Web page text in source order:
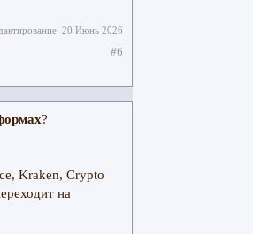
20 Июнь 2026
#6
?
Kraken, Crypto
на